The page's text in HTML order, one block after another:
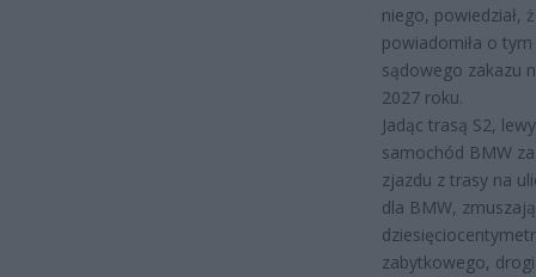
niego, powiedział,
powiadomiła o
sądowego zakazu
2027 roku.
Jadąc trasą S2,
samochód BMW
zjazdu z trasy na
dla BMW,
zabytkowego,